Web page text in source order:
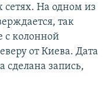
На одном из
так
с колонной
от Киева. Дата
сделана запись,